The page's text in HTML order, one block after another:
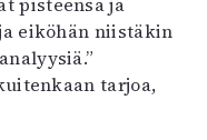
eiköhän niistäkin
tarjoa,